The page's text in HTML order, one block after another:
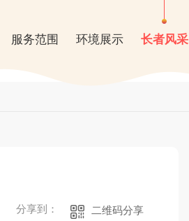
服务范围 环境展示 长者风采
分享到： 二维码分享